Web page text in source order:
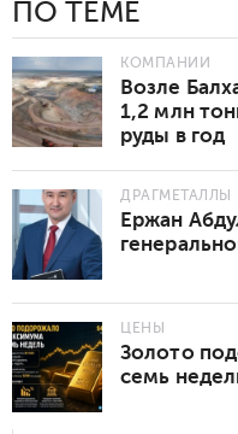
ПО ТЕМЕ
КОМПАНИИ
Возле
1,2 млн
руды в год
ДРАГМЕТАЛЛЫ
Ержан
ЦЕНЫ
Золото
семь